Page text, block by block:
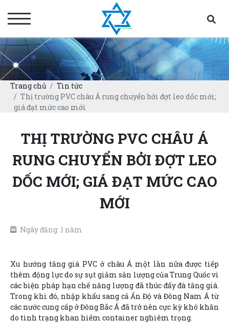
Trang chủ
Tin tức
Thị trường PVC châu Á rung chuyển bởi đợt leo dốc mới;
giá đạt mức cao mới
THỊ TRƯỜNG PVC CHÂU Á
RUNG CHUYỂN BỞI ĐỢT LEO
DỐC MỚI; GIÁ ĐẠT MỨC CAO
MỚI
Ngày đăng: 1 năm
Xu hướng tăng giá PVC ở châu Á một lần nữa được tiếp
thêm động lực do sự sụt giảm sản lượng của Trung Quốc vì
các biện pháp hạn chế năng lượng đã thúc đẩy đà tăng giá.
Trong khi đó, nhập khẩu sang cả Ấn Độ và Đông Nam Á từ
các nước cung cấp ở Đông Bắc Á đã trở nên cực kỳ khó khăn
do tình trạng khan hiếm container nghiêm trọng.